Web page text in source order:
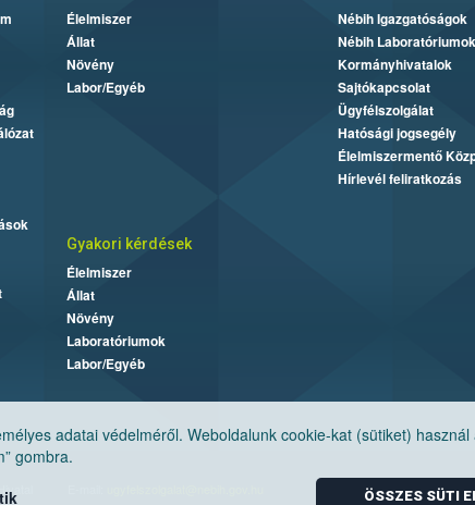
adatai védelméről. Weboldalunk cookie-kat (sütiket)
gombra.
ÖSSZES SÜTI
Élelmiszer
Állat
Növény
Labor/Egyéb
Nébih Igazgatóságok
Nébih Laboratóriumok
Kormányhivatalok
Sajtókapcsolat
Ügyfélszolgálat
Hatósági jogsegély
Élelmiszermentő
Hírlevél feliratkozás
Gyakori kérdések
Élelmiszer
Állat
Növény
Laboratóriumok
Labor/Egyéb